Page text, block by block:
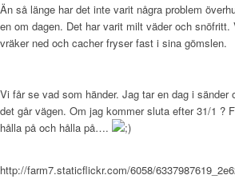
Än så länge har det inte varit några problem
en om dagen. Det har varit milt väder och
vräker ned och cacher fryser fast i sina gömslen.
Vi får se vad som händer. Jag tar en dag i sänder
det går vägen. Om jag kommer sluta efter 31/1 ?
hålla på och hålla på….
http://farm7.staticflickr.com/6058/